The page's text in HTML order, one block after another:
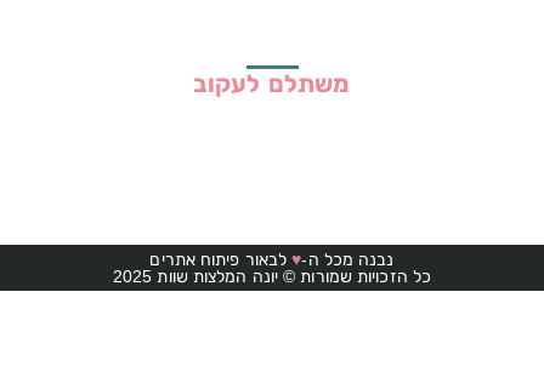
משתלם לעקוב
נבנה מכל ה-♥לבאור פיתוח אתרים
כל הזכויות שמורות © יונה המלצות שוות 2025